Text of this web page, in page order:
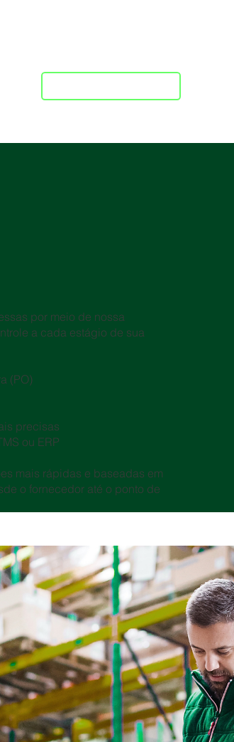
por meio de nossa
a cada estágio de sua
(PO)
precisas
ou ERP
mais rápidas e baseadas em
o fornecedor até o ponto de